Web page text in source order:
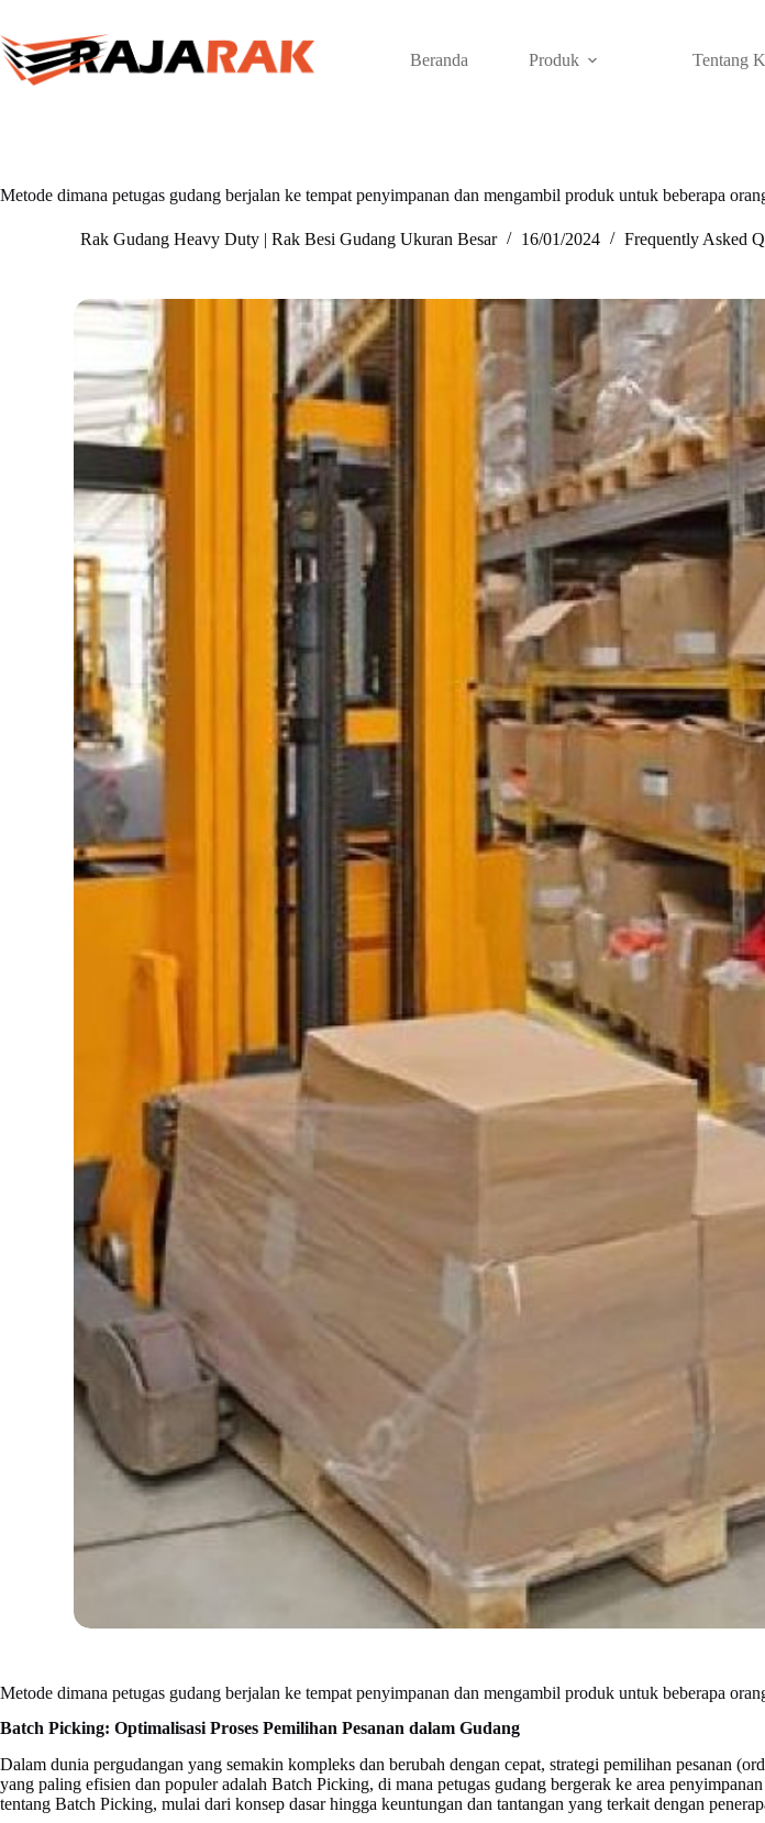
content
Beranda Produk Tentang
Metode dimana petugas gudang berjalan ke tempat penyimpanan dan mengambil produk untuk beberapa
Rak Gudang Heavy Duty | Rak Besi Gudang Ukuran Besar 16/01/2024 Frequently Asked
Metode dimana petugas gudang berjalan ke tempat penyimpanan dan mengambil produk untuk beberapa
Batch Picking: Optimalisasi Proses Pemilihan Pesanan dalam Gudang
Dalam dunia pergudangan yang semakin kompleks dan berubah dengan cepat, strategi pemilihan pesanan
yang paling efisien dan populer adalah Batch Picking, di mana petugas gudang bergerak ke area
tentang Batch Picking, mulai dari konsep dasar hingga keuntungan dan tantangan yang terkait dengan